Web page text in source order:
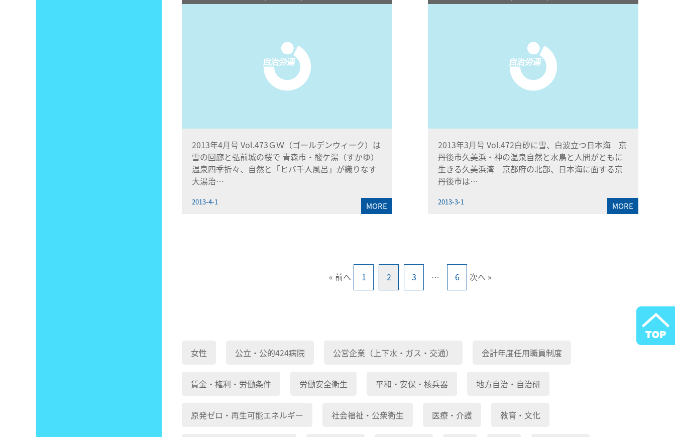
2013年4月号 Vol.473ＧＷ（ゴールデンウィーク）は
雪の回廊と弘前城の桜で 青森市・酸ケ湯（すかゆ）
温泉四季折々、自然と「ヒバ千人風呂」が織りなす
大湯治…
2013-4-1 MORE
2013年3月号 Vol.472白砂に雪、白波立つ日本海 京
丹後市久美浜・神の温泉自然と水鳥と人間がともに
生きる久美浜湾 京都府の北部、日本海に面する京
丹後市は…
2013-3-1 MORE
« 前へ 1 2 3 … 6 次へ »
女性 公立・公的424病院 公営企業（上下水・ガス・交通） 会計年度任用職員制度
賃金・権利・労働条件 労働安全衛生 平和・安保・核兵器 地方自治・自治研
原発ゼロ・再生可能エネルギー 社会福祉・公衆衛生 医療・介護 教育・文化